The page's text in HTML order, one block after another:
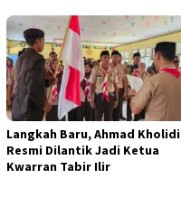
Langkah Baru, Ahmad Kholidi
Resmi Dilantik Jadi Ketua
Kwarran Tabir Ilir